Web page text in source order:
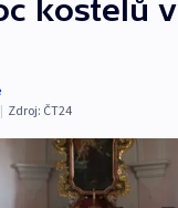
kostelů v
| Zdroj: ČT24